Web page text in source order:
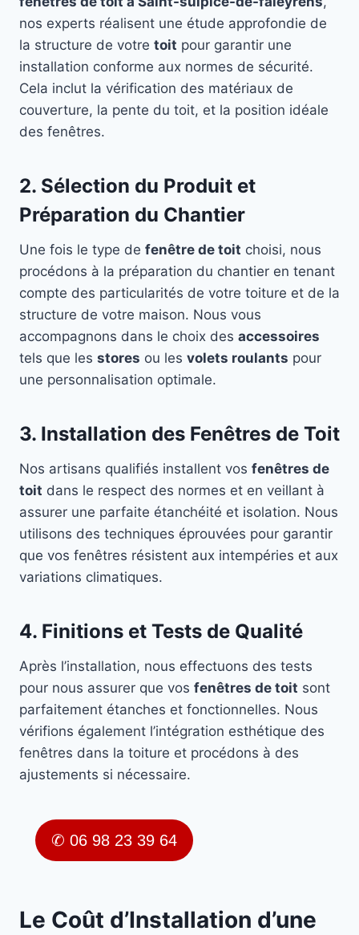
nos experts réalisent une étude approfondie de
la structure de votre toit pour garantir une
installation conforme aux normes de sécurité.
Cela inclut la vérification des matériaux de
couverture, la pente du toit, et la position idéale
des fenêtres.
2. Sélection du Produit et
Préparation du Chantier
Une fois le type de fenêtre de toit choisi, nous
procédons à la préparation du chantier en tenant
compte des particularités de votre toiture et de la
structure de votre maison. Nous vous
accompagnons dans le choix des accessoires
tels que les stores ou les volets roulants pour
une personnalisation optimale.
3. Installation des Fenêtres de Toit
Nos artisans qualifiés installent vos fenêtres de
toit dans le respect des normes et en veillant à
assurer une parfaite étanchéité et isolation. Nous
utilisons des techniques éprouvées pour garantir
que vos fenêtres résistent aux intempéries et aux
variations climatiques.
4. Finitions et Tests de Qualité
Après l’installation, nous effectuons des tests
pour nous assurer que vos fenêtres de toit sont
parfaitement étanches et fonctionnelles. Nous
vérifions également l’intégration esthétique des
fenêtres dans la toiture et procédons à des
ajustements si nécessaire.
✆ 06 98 23 39 64
Le Coût d’Installation d’une